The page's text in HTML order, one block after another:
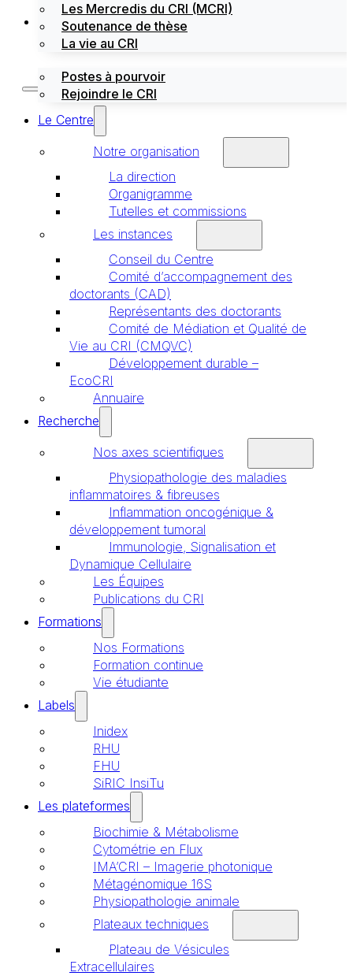
Les Mercredis du CRI (MCRI)
Soutenance de thèse
La vie au CRI
Emploi / stages
Postes à pourvoir
Rejoindre le CRI
Le Centre
Notre organisation
La direction
Organigramme
Tutelles et commissions
Les instances
Conseil du Centre
Comité d’accompagnement des
doctorants (CAD)
Représentants des doctorants
Comité de Médiation et Qualité de
Vie au CRI (CMQVC)
Développement durable –
EcoCRI
Annuaire
Recherche
Nos axes scientifiques
Physiopathologie des maladies
inflammatoires & fibreuses
Inflammation oncogénique &
développement tumoral
Immunologie, Signalisation et
Dynamique Cellulaire
Les Équipes
Publications du CRI
Formations
Nos Formations
Formation continue
Vie étudiante
Labels
Inidex
RHU
FHU
SiRIC InsiTu
Les plateformes
Biochimie & Métabolisme
Cytométrie en Flux
IMA’CRI – Imagerie photonique
Métagénomique 16S
Physiopathologie animale
Plateaux techniques
Plateau de Vésicules
Extracellulaires